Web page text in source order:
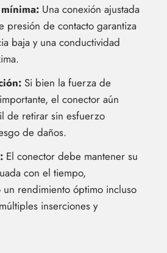
Una conexión ajustada
presión de contacto garantiza
baja y una conductividad
Si bien la fuerza de
el conector aún
de retirar sin esfuerzo
de daños.
El conector debe mantener su
con el tiempo,
un rendimiento óptimo incluso
inserciones y